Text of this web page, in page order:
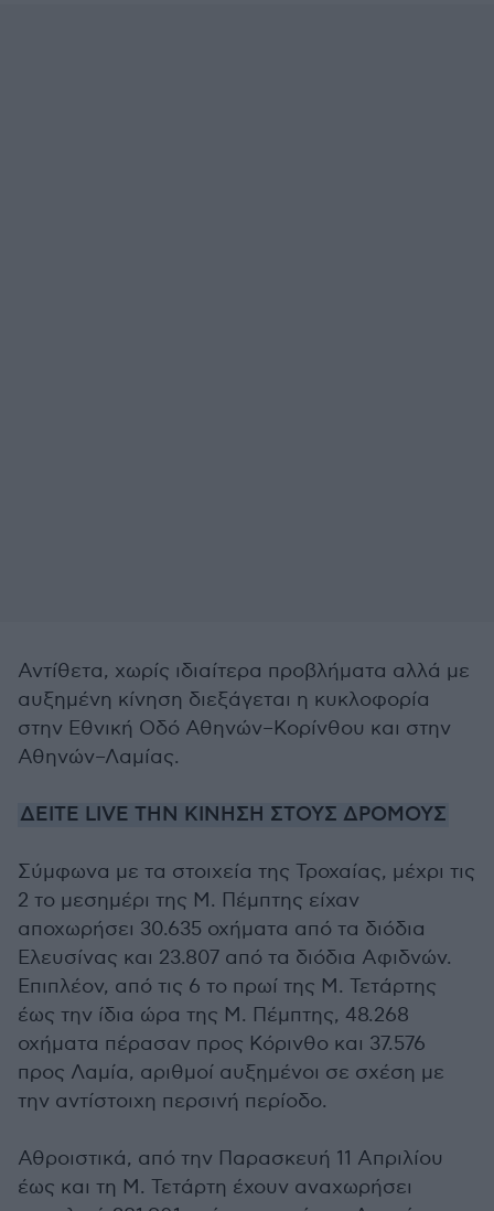
Αντίθετα, χωρίς ιδιαίτερα προβλήματα αλλά με
αυξημένη κίνηση διεξάγεται η κυκλοφορία
στην Εθνική Οδό Αθηνών–Κορίνθου και στην
Αθηνών–Λαμίας.
ΔΕΙΤΕ LIVE ΤΗΝ ΚΙΝΗΣΗ ΣΤΟΥΣ ΔΡΟΜΟΥΣ
Σύμφωνα με τα στοιχεία της Τροχαίας, μέχρι τις
2 το μεσημέρι της Μ. Πέμπτης είχαν
αποχωρήσει 30.635 οχήματα από τα διόδια
Ελευσίνας και 23.807 από τα διόδια Αφιδνών.
Επιπλέον, από τις 6 το πρωί της Μ. Τετάρτης
έως την ίδια ώρα της Μ. Πέμπτης, 48.268
οχήματα πέρασαν προς Κόρινθο και 37.576
προς Λαμία, αριθμοί αυξημένοι σε σχέση με
την αντίστοιχη περσινή περίοδο.
Αθροιστικά, από την Παρασκευή 11 Απριλίου
έως και τη Μ. Τετάρτη έχουν αναχωρήσει